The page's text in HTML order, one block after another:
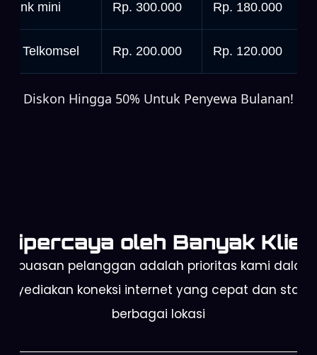
mini Rp. 300.000 Rp. 180.000
Telkomsel Rp. 200.000 Rp. 120.000
Diskon Hingga 50% Untuk Penyewa Bulanan!
Dipercaya oleh Banyak Klien
Kepuasan pelanggan adalah prioritas kami dalam
koneksi internet yang cepat dan stabil
berbagai lokasi